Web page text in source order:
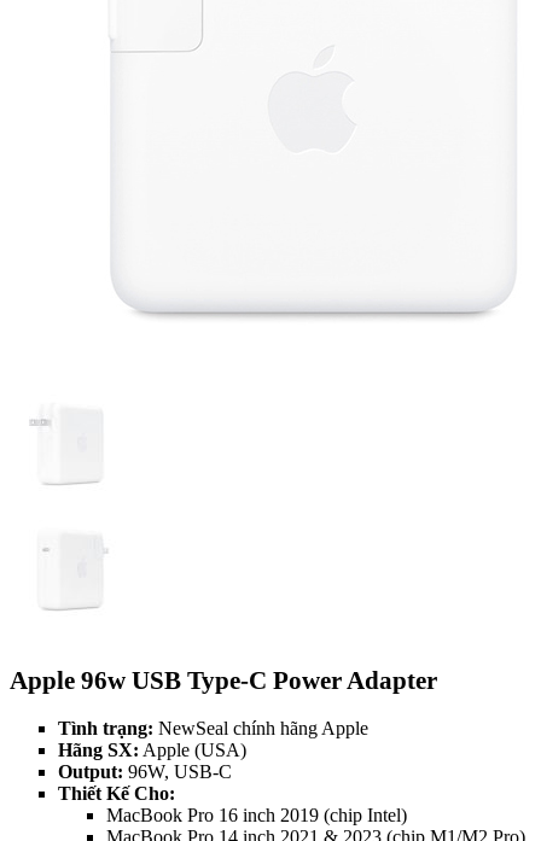
Apple 96w USB Type-C Power Adapter
Tình trạng: NewSeal chính hãng Apple
Hãng SX: Apple (USA)
Output: 96W, USB-C
Thiết Kế Cho:
MacBook Pro 16 inch 2019 (chip Intel)
MacBook Pro 14 inch 2021 & 2023 (chip M1/M2 Pro)